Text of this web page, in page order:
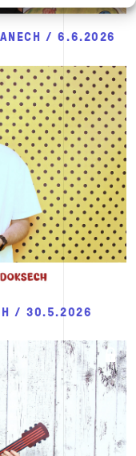
/ 6.6.2026
/ 30.5.2026